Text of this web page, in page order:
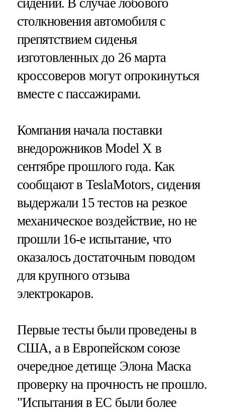
сидений. В случае лобового
столкновения автомобиля с
препятствием сиденья
изготовленных до 26 марта
кроссоверов могут опрокинуться
вместе с пассажирами.
Компания начала поставки
внедорожников Model X в
сентябре прошлого года. Как
сообщают в TeslaMotors, сидения
выдержали 15 тестов на резкое
механическое воздействие, но не
прошли 16-е испытание, что
оказалось достаточным поводом
для крупного отзыва
электрокаров.
Первые тесты были проведены в
США, а в Европейском союзе
очередное детище Элона Маска
проверку на прочность не прошло.
"Испытания в ЕС были более